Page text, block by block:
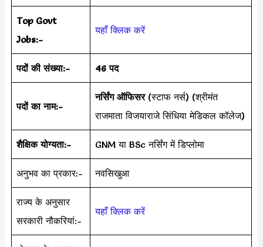
Top Govt
Jobs:-
यहाँ क्लिक करें
पदों की संख्या:- 46 पद
पदों का नाम:-
नर्सिंग ऑफिसर(स्टाफ नर्स) (श्रीमंत
राजमाता विजयाराजे सिंधिया मेडिकल कॉलेज)
शैक्षिक योग्यता:- GNM या BSc नर्सिंग में डिप्लोमा
अनुभव का प्रकार:- नवसिखुआ
राज्य के अनुसार
सरकारी नौकरियां:-
यहाँ क्लिक करें